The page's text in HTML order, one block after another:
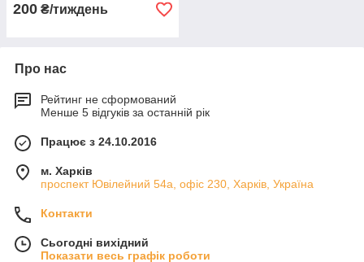
200 ₴/тиждень
Про нас
Рейтинг не сформований
Менше 5 відгуків за останній рік
Працює з 24.10.2016
м. Харків
проспект Ювілейний 54а, офіс 230, Харків, Україна
Контакти
Сьогодні вихідний
Показати весь графік роботи